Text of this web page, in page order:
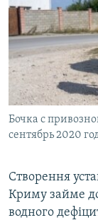
Бочка с
сентябрь 2020
Створення
Криму займе
водного